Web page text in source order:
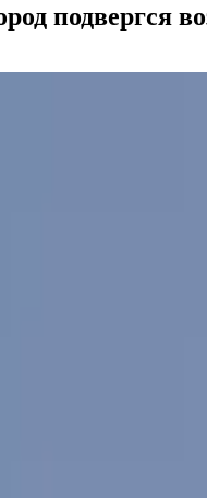
подвергся